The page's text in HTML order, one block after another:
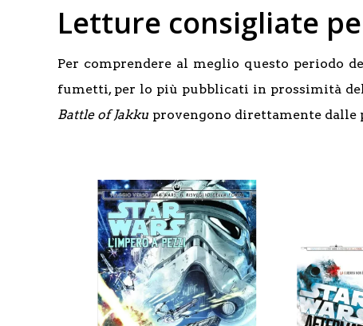
Letture consigliate
Per comprendere al meglio questo periodo
fumetti, per lo più pubblicati in prossimità
Battle of Jakku provengono direttamente dalle